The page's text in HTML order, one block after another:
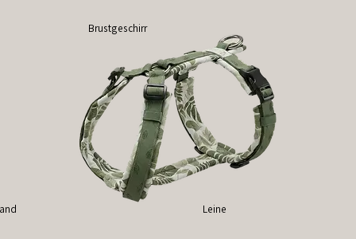
Brustgeschirr
Leine